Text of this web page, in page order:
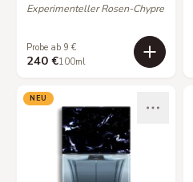
Experimenteller Rosen-Chypre
Probe ab 9 €
240 €100ml
NEU